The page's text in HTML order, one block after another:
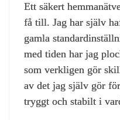
Ett säkert
få till. Jag har själv
gamla
med tiden har jag
som verkligen gör
av det jag själv gör
tryggt och stabilt i